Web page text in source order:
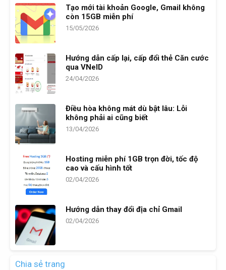
Tạo mới tài khoản Google, Gmail không
còn 15GB miễn phí
15/05/2026
Hướng dẫn cấp lại, cấp đổi thẻ Căn cước
qua VNeID
24/04/2026
Điều hòa không mát dù bật lâu: Lỗi
không phải ai cũng biết
13/04/2026
Hosting miễn phí 1GB trọn đời, tốc độ
cao và cấu hình tốt
02/04/2026
Hướng dẫn thay đổi địa chỉ Gmail
02/04/2026
Chia sẻ trang